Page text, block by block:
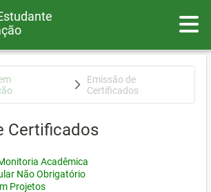
Emissão de
Certificados
Certificados
Acadêmica
Não Obrigatório
Projetos